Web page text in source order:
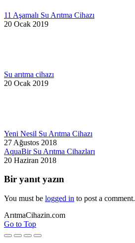
11 Aşamalı Su Arıtma Cihazı
20 Ocak 2019
Su arıtma cihazı
20 Ocak 2019
Yeni Nesil Su Arıtma Cihazı
27 Ağustos 2018
AquaBir Su Arıtma Cihazları
20 Haziran 2018
Bir yanıt yazın
You must be logged in to post a comment.
ArıtmaCihazin.com
Go to Top